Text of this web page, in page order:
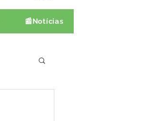
📰Notícias